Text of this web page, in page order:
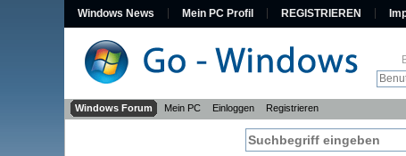
Windows News Mein PC Profil REGISTRIEREN
Windows Forum Mein PC Einloggen Registrieren